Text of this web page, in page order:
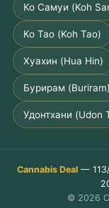
Ко Самуи (Koh
Ко Тао (Koh Tao)
Хуахин (Hua Hin)
Бурирам (Buriram)
Удонтхани (Udon
Cannabis Deal— 113/
© 2026